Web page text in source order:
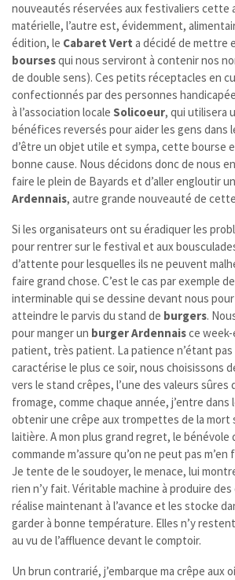
nouveautés réservées aux festivaliers cette
matérielle, l’autre est, évidemment,
édition, le Cabaret Vert a décidé de mettre
boursesqui nous serviront à contenir nos
de double sens). Ces petits réceptacles en
confectionnés par des personnes
à l’association locale Solicoeur, qui utilisera
bénéfices reversés pour aider les gens dans
d’être un objet utile et sympa, cette bourse
bonne cause. Nous décidons donc de nous
faire le plein de Bayards et d’aller engloutir
Ardennais, autre grande nouveauté de
Si les organisateurs ont su éradiquer les
pour rentrer sur le festival et aux
d’attente pour lesquelles ils ne peuvent
faire grand chose. C’est le cas par exemple
interminable qui se dessine devant nous
atteindre le parvis du stand de burgers.
pour manger un burger Ardennaisce
patient, très patient. La patience n’étant pas
caractérise le plus ce soir, nous choisissons
vers le stand crêpes, l’une des valeurs sûres
fromage, comme chaque année, j’entre
obtenir une crêpe aux trompettes de la mort
laitière. A mon plus grand regret, le bénévole
commande m’assure qu’on ne peut pas
Je tente de le soudoyer, le menace, lui
rien n’y fait. Véritable machine à produire
réalise maintenant à l’avance et les stocke
garder à bonne température. Elles n’y
au vu de l’affluence devant le comptoir.
Un brun contrarié, j’embarque ma crêpe aux